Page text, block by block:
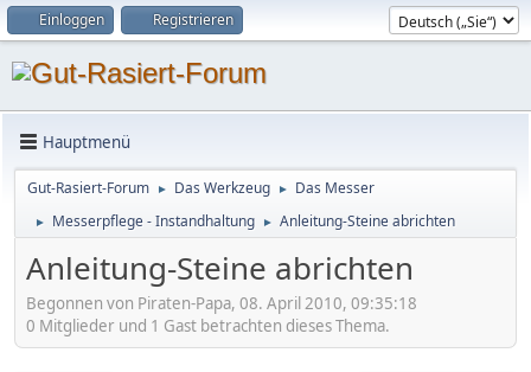
Einloggen Registrieren
Hauptmenü
Gut-Rasiert-Forum ► Das Werkzeug ► Das Messer
► Messerpflege - Instandhaltung ► Anleitung-Steine abrichten
Anleitung-Steine abrichten
Begonnen von Piraten-Papa, 08. April 2010, 09:35:18
0 Mitglieder und 1 Gast betrachten dieses Thema.